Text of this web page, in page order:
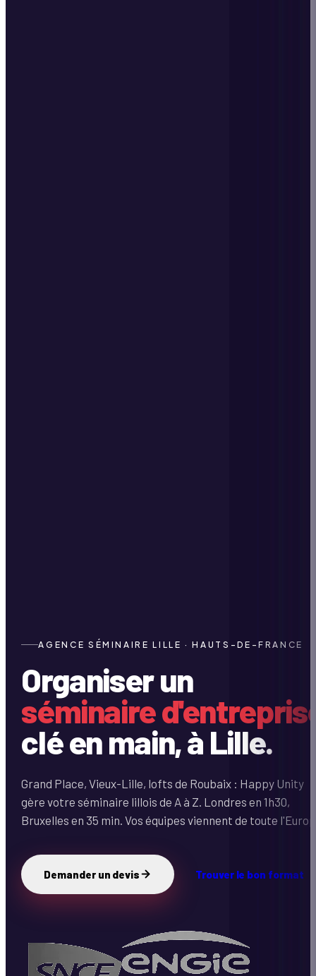
AGENCE SÉMINAIRE LILLE · HAUTS-DE-FRANCE
Organiser un
séminaire
clé en main, à Lille.
Grand Place, Vieux-Lille, lofts de Roubaix : Happy Unity
gère votre séminaire lillois de A à Z. Londres en 1h30,
Bruxelles en 35 min. Vos équipes viennent de toute
Demander un devis Trouver le bon format